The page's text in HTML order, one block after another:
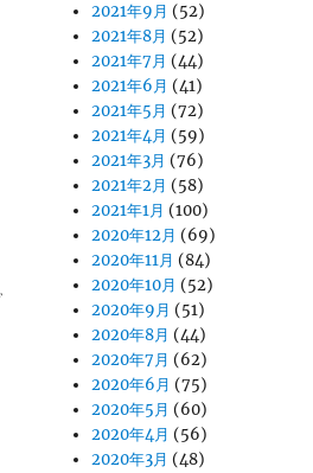
2021年9月 (52)
2021年8月 (52)
2021年7月 (44)
2021年6月 (41)
2021年5月 (72)
2021年4月 (59)
2021年3月 (76)
2021年2月 (58)
2021年1月 (100)
2020年12月 (69)
2020年11月 (84)
2020年10月 (52)
2020年9月 (51)
2020年8月 (44)
2020年7月 (62)
2020年6月 (75)
2020年5月 (60)
2020年4月 (56)
2020年3月 (48)